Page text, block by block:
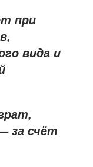
при
вида и
за счёт